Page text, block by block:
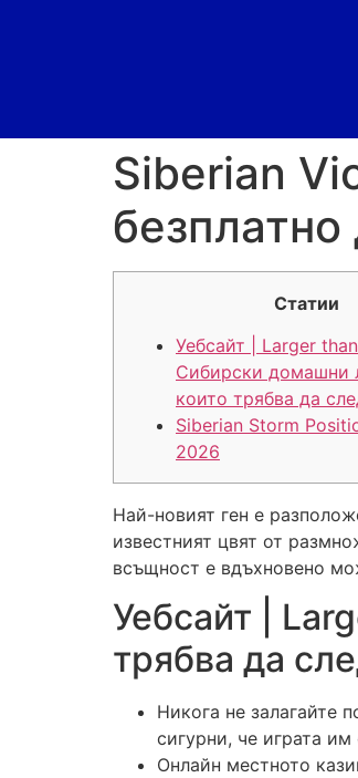
Siberian
Статии
Уебсайт | Larger
Сибирски домашни
които трябва да
Siberian Storm
2026
Най-новият ген е
известният цвят от
всъщност е вдъхновено
Уебсайт |
трябва да
Никога не залагайте
сигурни, че играта
Онлайн местното